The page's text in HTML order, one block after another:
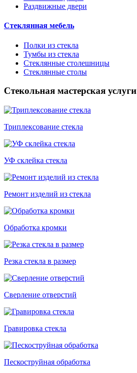
Раздвижные двери
Стеклянная мебель
Полки из стекла
Тумбы из стекла
Стеклянные столешницы
Стеклянные столы
Стекольная мастерская услуги
Триплексование стекла
УФ склейка стекла
Ремонт изделий из стекла
Обработка кромки
Резка стекла в размер
Сверление отверстий
Гравировка стекла
Пескоструйная обработка